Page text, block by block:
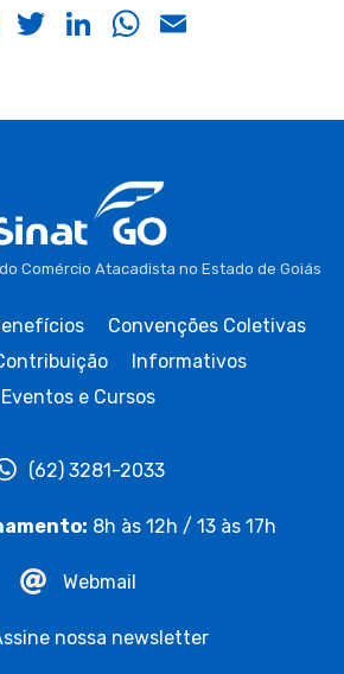
Facebook
Twitter
LinkedIn
WhatsApp
Comércio Atacadista no Estado de Goiás
Convenções Coletivas
Informativos
Eventos e Cursos
(62) 3281-2033
8h às 12h / 13 às 17h
Webmail
nossa newsletter